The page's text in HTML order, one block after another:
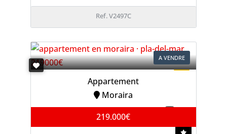
Ref. V2497C
A VENDRE
Appartement
Moraira
219.000€